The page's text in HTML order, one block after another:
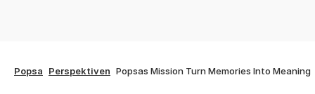
Popsa Perspektiven Popsas Mission Turn Memories Into Meaning